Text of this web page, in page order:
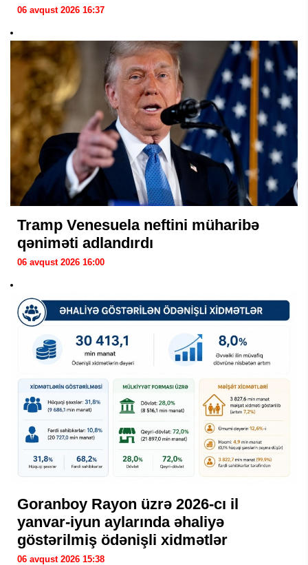
06 avqust 2026 16:37
Tramp Venesuela neftini müharibə
qəniməti adlandırdı
06 avqust 2026 16:00
Goranboy Rayon üzrə 2026-cı il
yanvar-iyun aylarında əhaliyə
göstərilmiş ödənişli xidmətlər
06 avqust 2026 15:38